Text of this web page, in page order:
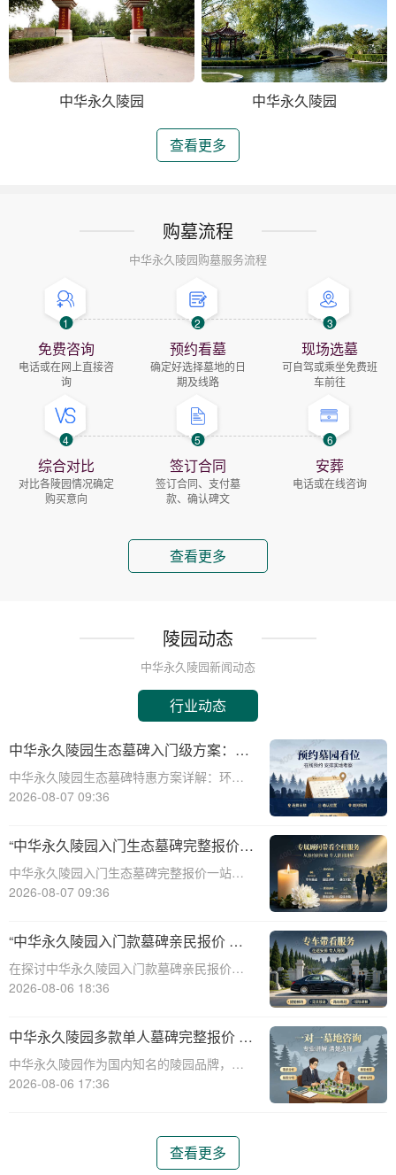
中华永久陵园 中华永久陵园
查看更多
购墓流程
中华永久陵园购墓服务流程
1
免费咨询
电话或在网上直接咨
询
2
预约看墓
确定好选择墓地的日
期及线路
3
现场选墓
可自驾或乘坐免费班
车前往
4
综合对比
对比各陵园情况确定
购买意向
5
签订合同
签订合同、支付墓
款、确认碑文
6
安葬
电话或在线咨询
查看更多
陵园动态
中华永久陵园新闻动态
行业动态
中华永久陵园生态墓碑入门级方案：完
整报价与一站式服务打包特惠解析
中华永久陵园生态墓碑特惠方案详解：环
保、经济、个性化选择☎ 中华永久陵园电
提升，选择一个环保且经济的陵园及墓碑成
为许多家庭的考虑。中华永久陵园，作
2026-08-07 09:36
“中华永久陵园入门生态墓碑完整报价
一站式服务打包特惠详解”
中华永久陵园入门生态墓碑完整报价一站式
服务打包特惠详解☎ 中华永久陵园电话:400-
之一，一直致力于提供高品质、个性化的墓
碑服务。生态墓碑作为一种环保、
2026-08-07 09:36
“中华永久陵园入门款墓碑亲民报价 一
次性付清享折上折：超值优惠与便捷选
择的完美结合”
在探讨中华永久陵园入门款墓碑亲民报价这
一主题时，我们首先需要理解墓碑选择的重
对逝者的纪念，也是对生者情感的寄托。因
此，选择一款既符合预算又具有纪念意义的
墓碑显得尤
2026-08-06 18:36
中华永久陵园多款单人墓碑完整报价 淡
季下单直降数千元详解
中华永久陵园作为国内知名的陵园品牌，提
供多种单人墓碑选择，满足不同客户的需
元的优惠政策，帮助消费者做出明智的选
2026-08-06 17:36
查看更多